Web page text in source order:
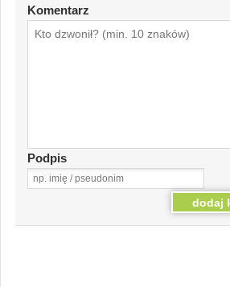
Komentarz
Podpis